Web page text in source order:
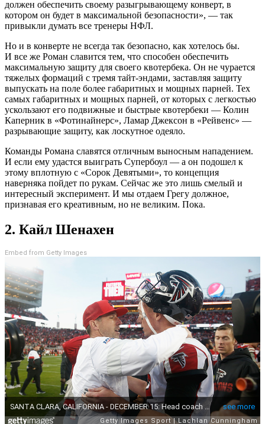
должен обеспечить своему разыгрывающему конверт, в
котором он будет в максимальной безопасности», — так
привыкли думать все тренеры НФЛ.
Но и в конверте не всегда так безопасно, как хотелось бы.
И все же Роман славится тем, что способен обеспечить
максимальную защиту для своего квотербека. Он не чурается
тяжелых формаций с тремя тайт-эндами, заставляя защиту
выпускать на поле более габаритных и мощных парней. Тех
самых габаритных и мощных парней, от которых с легкостью
ускользают его подвижные и быстрые квотербеки — Колин
Каперник в «Фотинайнерс», Ламар Джексон в «Рейвенс» —
разрывающие защиту, как лоскутное одеяло.
Команды Романа славятся отличным выносным нападением.
И если ему удастся выиграть Супербоул — а он подошел к
этому вплотную с «Сорок Девятыми», то концепция
наверняка пойдет по рукам. Сейчас же это лишь смелый и
интересный эксперимент. И мы отдаем Грегу должное,
признавая его креативным, но не великим. Пока.
2. Кайл Шенахен
Embed from Getty Images